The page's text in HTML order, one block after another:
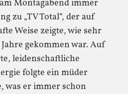
Montagabend immer
zu „TV Total“, der auf
Weise zeigte, wie sehr
gekommen war. Auf
leidenschaftliche
folgte ein müder
was er immer schon